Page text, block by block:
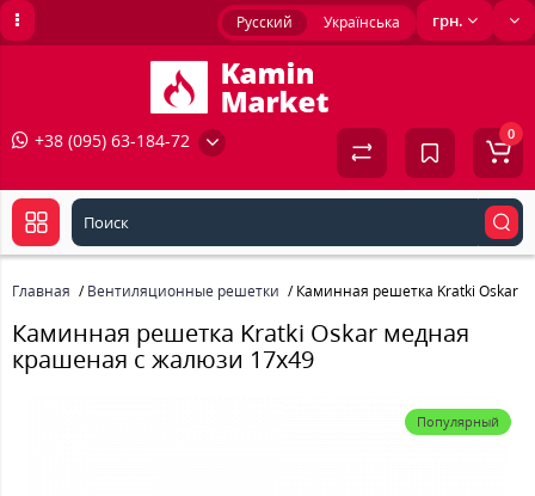
грн.
Русский Українська
+38 (095) 63-184-72 0
Главная Вентиляционные решетки Каминная решетка Kratki Oskar
Каминная решетка Kratki Oskar медная
крашеная с жалюзи 17x49
Популярный